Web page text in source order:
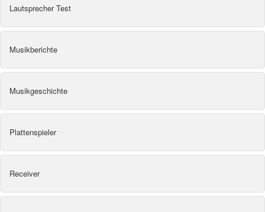
Lautsprecher Test
Musikberichte
Musikgeschichte
Plattenspieler
Receiver